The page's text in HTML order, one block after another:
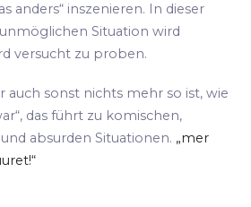
anders“ inszenieren. In dieser
Situation wird
versucht zu proben.
auch sonst nichts mehr so ist, wie
das führt zu komischen,
absurden Situationen. „mer